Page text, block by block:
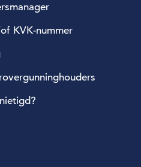
KVK-nummer